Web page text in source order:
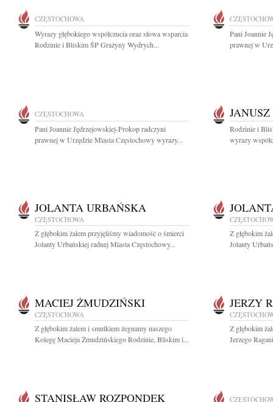
CZĘSTOCHOWA
Wyrazy głębokiego współczucia oraz słowa wsparcia
Rodzinie i Bliskim ŚP Grażyny Wydrych...
Pani Joannie
prawnej w
CZĘSTOCHOWA
Pani Joannie Jędrzejowskiej-Prokop radczyni
prawnej w Urzędzie Miasta Częstochowy wyrazy...
Rodzinie i
wyrazy
JOLANTA URBAŃSKA
CZĘSTOCHOWA
Z głębokim żalem przyjęliśmy wiadomość o śmierci
Jolanty Urbańskiej radnej Miasta Częstochowy...
Z głębokim
Jolanty
MACIEJ ŻMUDZIŃSKI
CZĘSTOCHOWA
Z głębokim żalem i smutkiem żegnamy naszego
Kolegę Macieja Żmudzińskiego Rodzinie, Bliskim i...
JERZY
Z głębokim
Jerzego
STANISŁAW ROZPONDEK